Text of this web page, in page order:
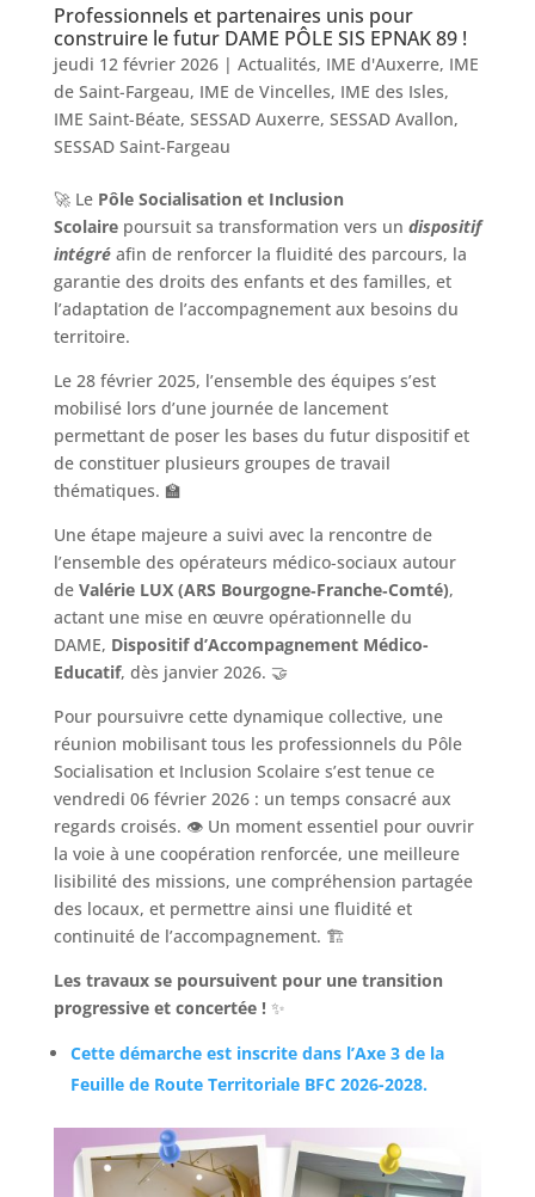
Professionnels et partenaires unis pour
construire le futur DAME PÔLE SIS EPNAK 89 !
jeudi 12 février 2026| Actualités, IME d'Auxerre, IME
de Saint-Fargeau, IME de Vincelles, IME des Isles,
IME Saint-Béate, SESSAD Auxerre, SESSAD Avallon,
SESSAD Saint-Fargeau
🚀 Le Pôle Socialisation et Inclusion
Scolairepoursuit sa transformation vers un dispositif
intégréafin de renforcer la fluidité des parcours, la
garantie des droits des enfants et des familles, et
l’adaptation de l’accompagnement aux besoins du
territoire.
Le 28 février 2025, l’ensemble des équipes s’est
mobilisé lors d’une journée de lancement
permettant de poser les bases du futur dispositif et
de constituer plusieurs groupes de travail
thématiques. 🏫
Une étape majeure a suivi avec la rencontre de
l’ensemble des opérateurs médico‑sociaux autour
de Valérie LUX (ARS Bourgogne‑Franche‑Comté),
actant une mise en œuvre opérationnelle du
DAME, Dispositif d’Accompagnement Médico-
Educatif, dès janvier 2026. 🤝
Pour poursuivre cette dynamique collective, une
réunion mobilisant tous les professionnels du Pôle
Socialisation et Inclusion Scolaire s’est tenue ce
vendredi 06 février 2026 : un temps consacré aux
regards croisés. 👁️ Un moment essentiel pour ouvrir
la voie à une coopération renforcée, une meilleure
lisibilité des missions, une compréhension partagée
des locaux, et permettre ainsi une fluidité et
continuité de l’accompagnement. 🏗️
Les travaux se poursuivent pour une transition
progressive et concertée !✨
Cette démarche est inscrite dans l’Axe 3 de la
Feuille de Route Territoriale BFC 2026-2028.